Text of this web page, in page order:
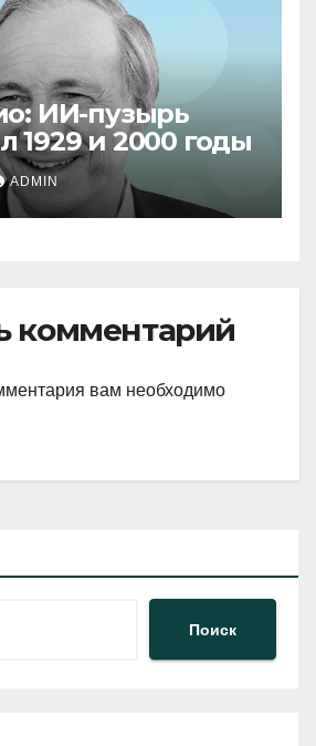
ИИ-пузырь
1929 и 2000 годы
ADMIN
комментарий
вам необходимо
Поиск